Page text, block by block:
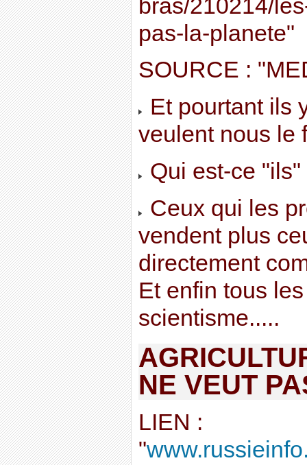
bras/210214/
pas-la-planete"
SOURCE :
Et pourtant ils
veulent nous le
Qui est-ce "ils"
Ceux qui les
vendent plus
directement
Et enfin tous
scientisme.....
NE VEUT
LIEN :
"